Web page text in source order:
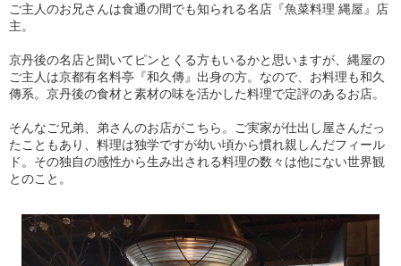
ご主人のお兄さんは食通の間でも知られる名店『魚菜料理 縄屋』店
主。
京丹後の名店と聞いてピンとくる方もいるかと思いますが、縄屋の
ご主人は京都有名料亭『和久傳』出身の方。なので、お料理も和久
傳系。京丹後の食材と素材の味を活かした料理で定評のあるお店。
そんなご兄弟、弟さんのお店がこちら。ご実家が仕出し屋さんだっ
たこともあり、料理は独学ですが幼い頃から慣れ親しんだフィール
ド。その独自の感性から生み出される料理の数々は他にない世界観
とのこと。